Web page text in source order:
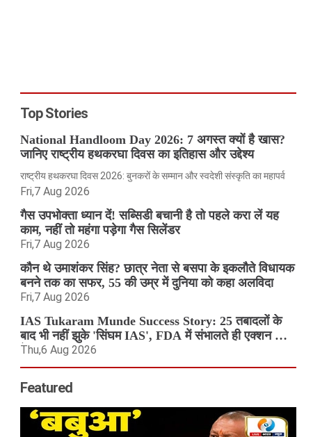
Top Stories
National Handloom Day 2026: 7 अगस्त क्यों है खास?
जानिए राष्ट्रीय हथकरघा दिवस का इतिहास और उद्देश्य
राष्ट्रीय हथकरघा दिवस 2026: बुनकरों के सम्मान और स्वदेशी संस्कृति का महापर्व
Fri,7 Aug 2026
गैस उपभोक्ता ध्यान दें! सब्सिडी बचानी है तो पहले करा लें यह
काम, नहीं तो महंगा पड़ेगा गैस सिलेंडर
Fri,7 Aug 2026
कौन थे उमाशंकर सिंह? छात्र नेता से बसपा के इकलौते विधायक
बनने तक का सफर, 55 की उम्र में दुनिया को कहा अलविदा
Fri,7 Aug 2026
IAS Tukaram Munde Success Story: 25 तबादलों के
बाद भी नहीं झुके 'सिंघम IAS', FDA में संभालते ही एक्शन मोड
में आए
Thu,6 Aug 2026
Featured